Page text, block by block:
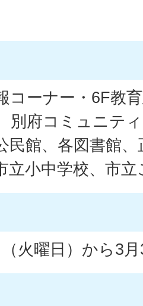
コーナー・6F教
別府コミュニテ
民館、各図書館
立小中学校、市立
火曜日）から3